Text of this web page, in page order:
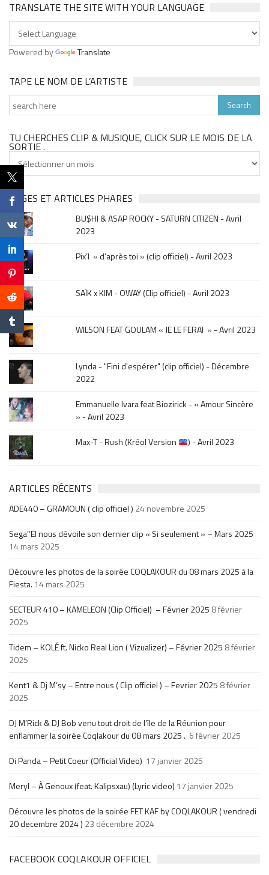
TRANSLATE THE SITE WITH YOUR LANGUAGE
Powered by Translate
TAPE LE NOM DE L’ARTISTE
TU CHERCHES CLIP & MUSIQUE, CLICK SUR LE MOIS DE LA
SORTIE .
cherches
clip
&
musique,
click
sur
le
mois
de
la
sortie
.
PAGES ET ARTICLES PHARES
BU$HI & ASAP ROCKY - SATURN CITIZEN - Avril
2023
Pix’l « d’après toi » (clip officiel) - Avril 2023
SAÏK x KIM - OWAY (Clip officiel) - Avril 2023
WILSON FEAT GOULAM « JE LE FERAI » - Avril 2023
Lynda - "Fini d'espérer" (clip officiel) - Décembre
2022
Emmanuelle Ivara feat Biozirick - « Amour Sincère
» - Avril 2023
Max-T - Rush (Kréol Version
) - Avril 2023
ARTICLES RÉCENTS
ADE440 – GRAMOUN ( clip officiel ) 24 novembre 2025
Sega’’El nous dévoile son dernier clip « Si seulement » – Mars 2025
14 mars 2025
Découvre les photos de la soirée COQLAKOUR du 08 mars 2025 à la
Fiesta. 14 mars 2025
SECTEUR 410 – KAMELEON (Clip Officiel) – Février 2025 8 février
2025
Tidem – KOLÉ ft. Nicko Real Lion ( Vizualizer) – Février 2025 8 février
2025
Kent1 & Dj M’sy – Entre nous ( Clip officiel ) – Fevrier 2025 8 février
2025
DJ M’Rick & DJ Bob venu tout droit de l’île de la Réunion pour
enflammer la soirée Coqlakour du 08 mars 2025 . 6 février 2025
Di Panda – Petit Coeur (Official Video) 17 janvier 2025
Meryl – À Genoux (feat. Kalipsxau) (Lyric video) 17 janvier 2025
Découvre les photos de la soirée FET KAF by COQLAKOUR ( vendredi
20 decembre 2024 ) 23 décembre 2024
FACEBOOK COQLAKOUR OFFICIEL